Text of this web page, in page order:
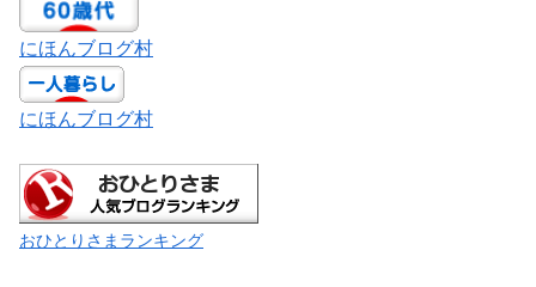
にほんブログ村
にほんブログ村
おひとりさまランキング